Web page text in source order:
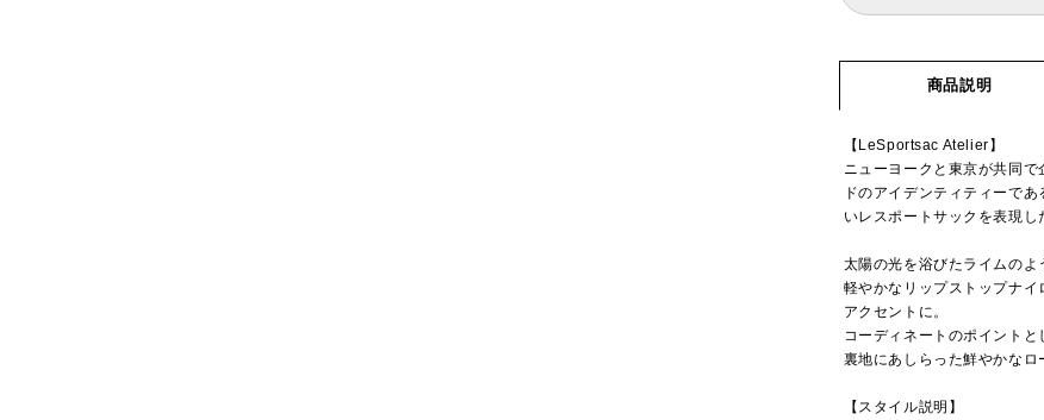
商品説明
【LeSportsac Atelier】
ニューヨークと東京が共同
ドのアイデンティティーで
いレスポートサックを表現し
太陽の光を浴びたライムのよ
軽やかなリップストップナ
アクセントに。
コーディネートのポイントと
裏地にあしらった鮮やかなロ
【スタイル説明】